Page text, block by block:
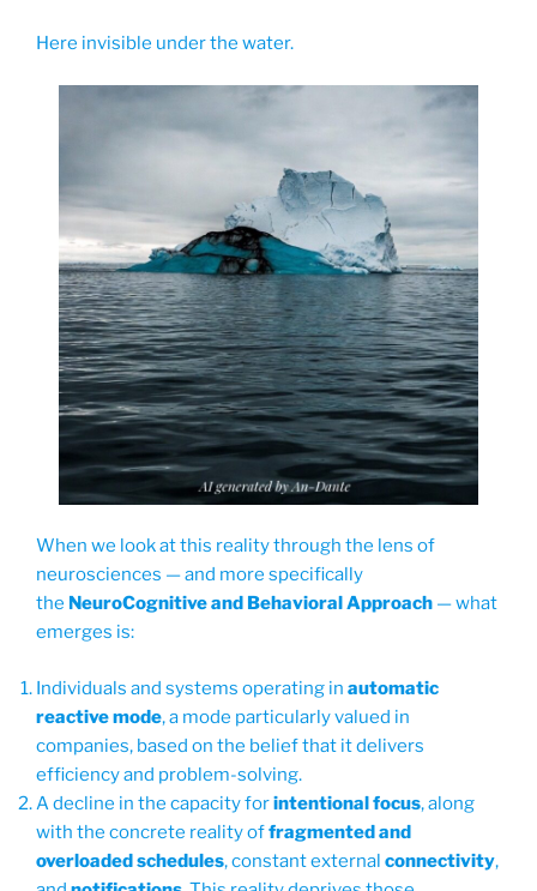
Here invisible under the water.
When we look at this reality through the lens of
neurosciences — and more specifically
the NeuroCognitive and Behavioral Approach — what
emerges is:
Individuals and systems operating in automatic
reactive mode, a mode particularly valued in
companies, based on the belief that it delivers
efficiency and problem-solving.
A decline in the capacity forintentional focus, along
with the concrete reality offragmented and
overloaded schedules, constant external connectivity,